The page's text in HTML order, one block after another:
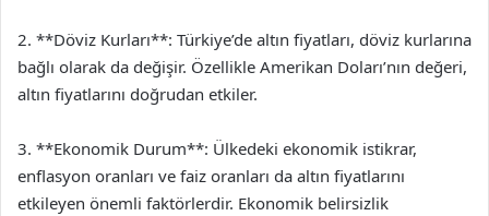
2. **Döviz Kurları**: Türkiye’de altın fiyatları, döviz kurlarına
bağlı olarak da değişir. Özellikle Amerikan Doları’nın değeri,
altın fiyatlarını doğrudan etkiler.
3. **Ekonomik Durum**: Ülkedeki ekonomik istikrar,
enflasyon oranları ve faiz oranları da altın fiyatlarını
etkileyen önemli faktörlerdir. Ekonomik belirsizlik